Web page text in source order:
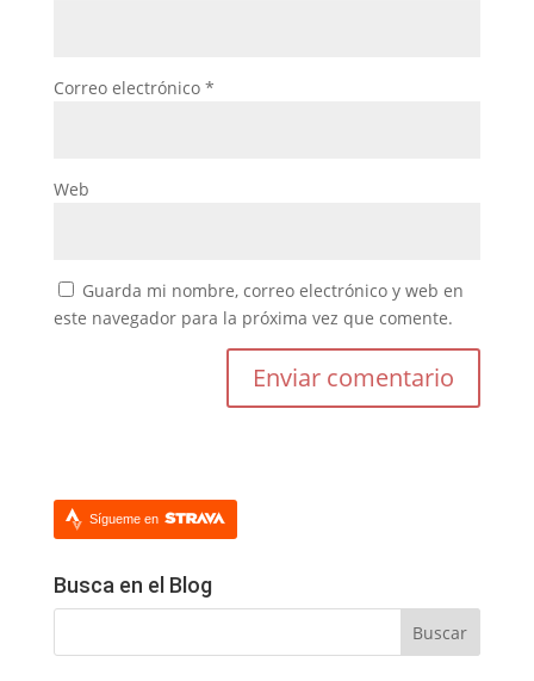
Correo electrónico *
Web
Guarda mi nombre, correo electrónico y web en
este navegador para la próxima vez que comente.
Sígueme en
Busca en el Blog